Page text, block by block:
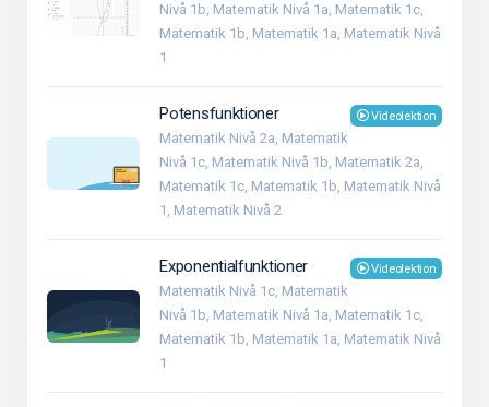
Nivå 1b, Matematik Nivå 1a, Matematik 1c,
Matematik 1b, Matematik 1a, Matematik Nivå
1
Potensfunktioner Videolektion
Matematik Nivå 2a, Matematik
Nivå 1c, Matematik Nivå 1b, Matematik 2a,
Matematik 1c, Matematik 1b, Matematik Nivå
1, Matematik Nivå 2
Exponentialfunktioner Videolektion
Matematik Nivå 1c, Matematik
Nivå 1b, Matematik Nivå 1a, Matematik 1c,
Matematik 1b, Matematik 1a, Matematik Nivå
1